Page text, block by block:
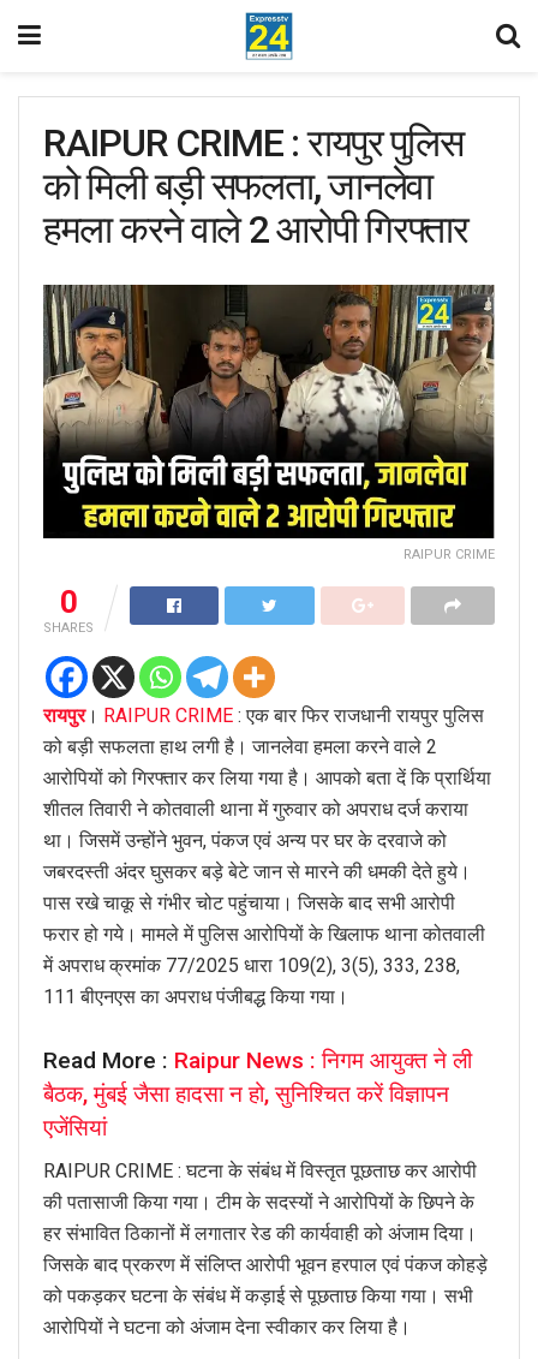
RAIPUR CRIME : रायपुर पुलिस
को मिली बड़ी सफलता, जानलेवा
हमला करने वाले 2 आरोपी गिरफ्तार
RAIPUR CRIME
0
SHARES
रायपुर। RAIPUR CRIME : एक बार फिर राजधानी रायपुर पुलिस
को बड़ी सफलता हाथ लगी है। जानलेवा हमला करने वाले 2
आरोपियों को गिरफ्तार कर लिया गया है। आपको बता दें कि प्रार्थिया
शीतल तिवारी ने कोतवाली थाना में गुरुवार को अपराध दर्ज कराया
था। जिसमें उन्होंने भुवन, पंकज एवं अन्य पर घर के दरवाजे को
जबरदस्ती अंदर घुसकर बड़े बेटे जान से मारने की धमकी देते हुये।
पास रखे चाकू से गंभीर चोट पहुंचाया। जिसके बाद सभी आरोपी
फरार हो गये। मामले में पुलिस आरोपियों के खिलाफ थाना कोतवाली
में अपराध क्रमांक 77/2025 धारा 109(2), 3(5), 333, 238,
111 बीएनएस का अपराध पंजीबद्ध किया गया।
Read More : Raipur News : निगम आयुक्त ने ली
बैठक, मुंबई जैसा हादसा न हो, सुनिश्चित करें विज्ञापन
एजेंसियां
RAIPUR CRIME : घटना के संबंध में विस्तृत पूछताछ कर आरोपी
की पतासाजी किया गया। टीम के सदस्यों ने आरोपियों के छिपने के
हर संभावित ठिकानों में लगातार रेड की कार्यवाही को अंजाम दिया।
जिसके बाद प्रकरण में संलिप्त आरोपी भूवन हरपाल एवं पंकज कोहड़े
को पकड़कर घटना के संबंध में कड़ाई से पूछताछ किया गया। सभी
आरोपियों ने घटना को अंजाम देना स्वीकार कर लिया है।